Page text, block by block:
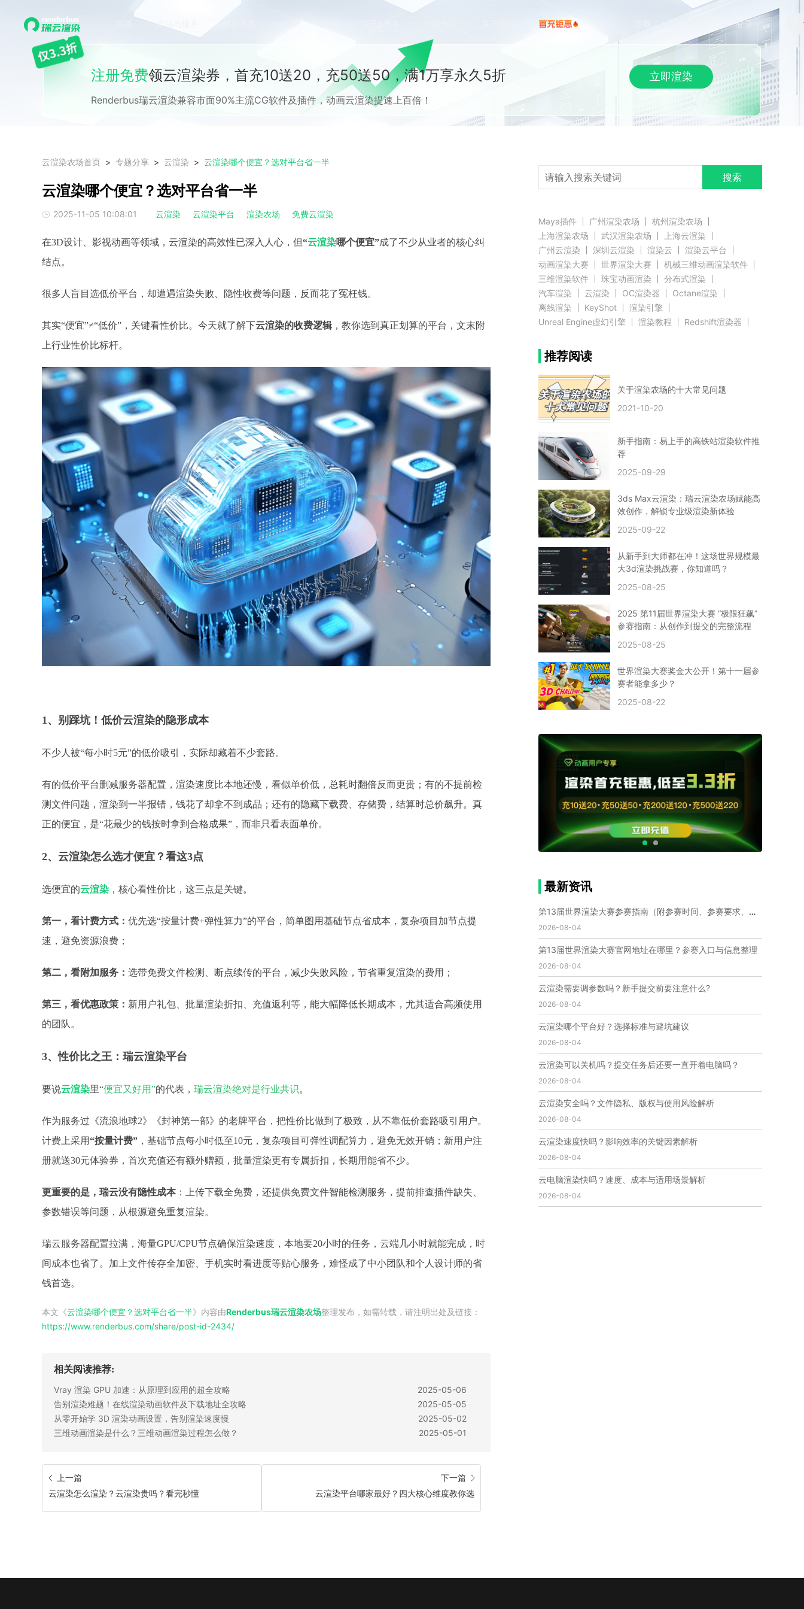
产品与服务 登录
注册免费领云渲染券，首充10送20，充50送50，满1万享永久5折
Renderbus瑞云渲染兼容市面90%主流CG软件及插件，动画云渲染提速上百倍！
立即渲染
云渲染农场首页 专题分享 云渲染 云渲染哪个便宜？选对平台省一半
云渲染哪个便宜？选对平台省一半
2025-11-05 10:08:01 云渲染 云渲染平台 渲染农场 免费云渲染
在3D设计、影视动画等领域，云渲染的高效性已深入人心，但“云渲染哪个便宜”成了不少从业者的核心纠
结点。
很多人盲目选低价平台，却遭遇渲染失败、隐性收费等问题，反而花了冤枉钱。
其实“便宜”≠“低价”，关键看性价比。今天就了解下云渲染的收费逻辑，教你选到真正划算的平台，文末附
上行业性价比标杆。
1、 别踩坑！低价云渲染的隐形成本
不少人被“每小时5元”的低价吸引，实际却藏着不少套路。
有的低价平台删减服务器配置，渲染速度比本地还慢，看似单价低，总耗时翻倍反而更贵；有的不提前检
测文件问题，渲染到一半报错，钱花了却拿不到成品；还有的隐藏下载费、存储费，结算时总价飙升。真
正的便宜，是“花最少的钱按时拿到合格成果”，而非只看表面单价。
2、 云渲染怎么选才便宜？看这3点
选便宜的云渲染 ，核心看性价比，这三点是关键。
第一，看计费方式：优先选“按量计费+弹性算力”的平台，简单图用基础节点省成本，复杂项目加节点提
速，避免资源浪费；
第二，看附加服务：选带免费文件检测、断点续传的平台，减少失败风险，节省重复渲染的费用；
第三，看优惠政策： 新用户礼包、批量渲染折扣、充值返利等，能大幅降低长期成本，尤其适合高频使用
的团队。
3、性价比之王：瑞云渲染平台
要说云渲染里“便宜又好用”的代表，瑞云渲染绝对是行业共识。
作为服务过《流浪地球2》《封神第一部》的老牌平台，把性价比做到了极致，从不靠低价套路吸引用户。
计费上采用“按量计费” ，基础节点每小时低至10元，复杂项目可弹性调配算力，避免无效开销；新用户注
册就送30元体验券，首次充值还有额外赠额，批量渲染更有专属折扣，长期用能省不少。
更重要的是，瑞云没有隐性成本：上传下载全免费，还提供免费文件智能检测服务，提前排查插件缺失、
参数错误等问题，从根源避免重复渲染。
瑞云服务器配置拉满，海量GPU/CPU节点确保渲染速度，本地要20小时的任务，云端几小时就能完成，时
间成本也省了。加上文件传存全加密、手机实时看进度等贴心服务，难怪成了中小团队和个人设计师的省
钱首选。
本文《云渲染哪个便宜？选对平台省一半》内容由Renderbus瑞云渲染农场整理发布，如需转载，请注明出处及链接：
https://www.renderbus.com/share/post-id-2434/
相关阅读推荐:
Vray 渲染 GPU 加速：从原理到应用的超全攻略
2025-05-06
告别渲染难题！在线渲染动画软件及下载地址全攻略
2025-05-05
从零开始学 3D 渲染动画设置，告别渲染速度慢
2025-05-02
三维动画渲染是什么？三维动画渲染过程怎么做？
2025-05-01
上一篇
云渲染怎么渲染？云渲染贵吗？看完秒懂
下一篇
云渲染平台哪家最好？四大核心维度教你选
搜索
Maya插件 广州渲染农场
杭州渲染农场
上海渲染农场
武汉渲染农场
上海云渲染
广州云渲染
深圳云渲染 渲染云
渲染云平台
动画渲染大赛
世界渲染大赛
机械三维动画渲染软件
三维渲染软件
珠宝动画渲染
分布式渲染
汽车渲染
云渲染 OC渲染器
Octane渲染
离线渲染
KeyShot
渲染引擎
Unreal Engine虚幻引擎
渲染教程
Redshift渲染器
推荐阅读
3D模型教程
云渲染农场使用教程
渲染图黑色
云渲染农场价格
建筑效果图渲染
渲染速度慢
贴图教程
CG角色制作心得
动画渲染 在线渲染
渲染技巧
雕刻3D模型
Blender云端渲染
maya渲染 CG动画
动画制作
Blender
CG渲染 渲染农场
3dmax云端渲染
渲染图
CG原画
clarisse教程
拟真人物制作 实时渲染
视觉效果
视觉特效
特效 VRay制作案例
VFX案例
手动渲染农场
云渲染小课堂
CPU渲染
Arnold案例
vr渲染器
效果图渲染 免费云渲染
Autodesk
2D转3D
SU渲染 圣诞短片
风暴幽灵船
云渲染大咖专访
CG电影云渲染案例
Houdini建模案例
CG人物制作
Maya基础知识
Blender渲染技巧
3ds Max资讯
3ds Max教程
CG软件资讯
3d云渲染
3dmax渲染
Substance Painter
vray网络渲染
SAAS渲染农场
Lumion
ZBrush技巧
SketchUp教程
3dmax 渲染慢
渲染卡顿
云渲染怎么收费
纹理渲染
全局光引擎
渲染溢色
EEVEE渲染器
Cycles渲染器
C4D教程
Corona降噪器
奥斯卡
人物建模渲染
在线建模渲染
北京渲染农场
成都动画渲染
免费渲染农场
网络渲染农场
个人渲染农场
小型渲染农场
自建渲染农场
视频渲染农场
渲染农场软件
cpu渲染农场
渲染农场费用
渲染农场下载
模型软件
建模渲染软件
三维建模渲染
3d建模渲染
云渲染农场
C4D渲染农场
渲染农场收费
云渲染农场价格
瑞云渲染农场价格
动画渲染农场
第十一届世界渲染大赛
世界渲染大赛时间
世界渲染大赛官网
国际渲染大赛
国际渲染大赛排名
世界渲染大赛软件
瑞云官网
瑞云科技 端云
瑞云渲染官网
网络渲染软件
云渲染服务
云渲染怎么收费
云渲染怎么用
云渲染技术
云渲染原理 云渲染插件
云渲染软件
云渲染引擎
云渲染主机
云渲染软件厂家
免费云渲染
云渲染网站
云渲染收费 云渲染厂家
云渲染厂商
瑞云渲染大赛
3d渲染大赛
CG动画渲染大赛
瑞云渲染大赛报名页
瑞云渲染大赛奖项
瑞云渲染大赛历届大赛回顾
云渲染电脑
云渲染配置 云主机渲染
视频云渲染
实时渲染云
推荐阅读
关于渲染农场的十大常见问题
2021-10-20
新手指南：易上手的高铁站渲染软件推
荐
2025-09-29
3ds Max云渲染：瑞云渲染农场赋能高
效创作，解锁专业级渲染新体验
2025-09-22
从新手到大师都在冲！这场世界规模最
大3d渲染挑战赛，你知道吗？
2025-08-25
2025 第11届世界渲染大赛 “极限狂飙”
参赛指南：从创作到提交的完整流程
2025-08-25
世界渲染大赛奖金大公开！第十一届参
赛者能拿多少？
2025-08-22
最新资讯
第13届世界渲染大赛参赛指南（附参赛时间、参赛要求、赛事奖励等）
2026-08-04
第13届世界渲染大赛官网地址在哪里？参赛入口与信息整理
2026-08-04
云渲染需要调参数吗？新手提交前要注意什么?
2026-08-04
云渲染哪个平台好？选择标准与避坑建议
2026-08-04
云渲染可以关机吗？提交任务后还要一直开着电脑吗？
2026-08-04
云渲染安全吗？文件隐私、版权与使用风险解析
2026-08-04
云渲染速度快吗？影响效率的关键因素解析
2026-08-04
云电脑渲染快吗？速度、成本与适用场景解析
2026-08-04